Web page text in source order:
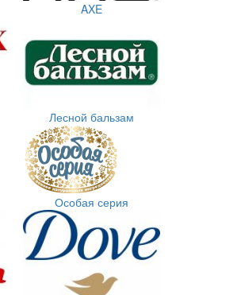
AXE
Лесной бальзам
Особая серия